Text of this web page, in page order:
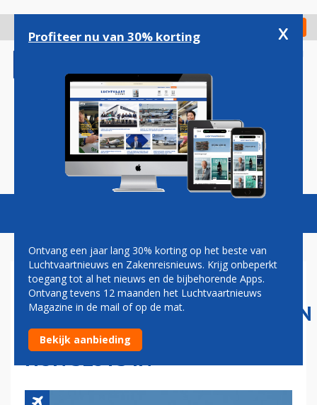
gaan
Check in
Magazine Podcasts Vacatures
TURKSE
LUCHTVAARTMAATSCHAPPIJEN
MIJDEN ISRAËL EN LEVEREN
HUN SLOTS IN
Profiteer nu van 30% korting x
Ontvang een jaar lang 30% korting op het beste van
Luchtvaartnieuws en Zakenreisnieuws. Krijg onbeperkt
toegang tot al het nieuws en de bijbehorende Apps.
Ontvang tevens 12 maanden het Luchtvaartnieuws
Magazine in de mail of op de mat.
Bekijk aanbieding